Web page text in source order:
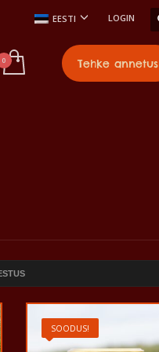
EESTI LOGIN
Tehke annetus
SOODUS!